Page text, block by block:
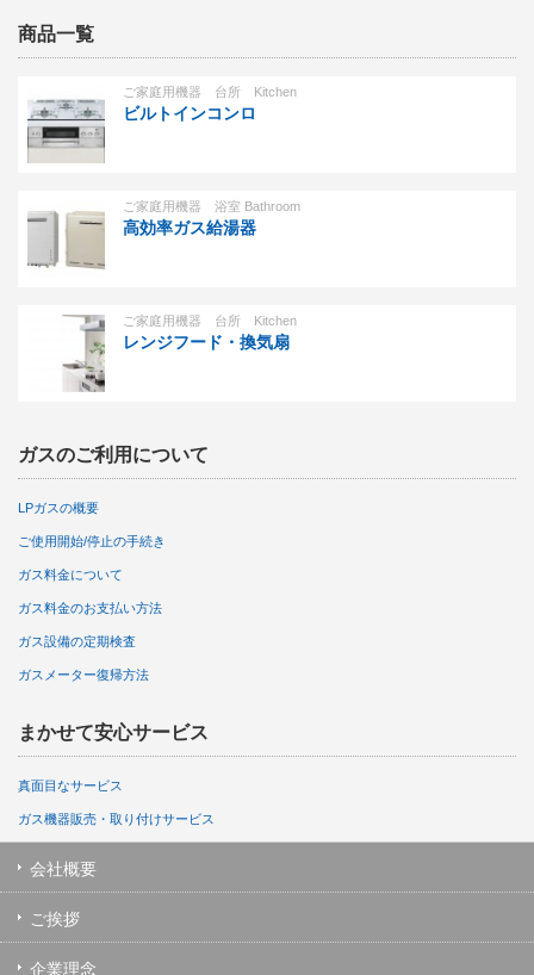
商品一覧
ご家庭用機器 台所 Kitchen
ビルトインコンロ
ご家庭用機器 浴室 Bathroom
高効率ガス給湯器
ご家庭用機器 台所 Kitchen
レンジフード・換気扇
ガスのご利用について
LPガスの概要
ご使用開始/停止の手続き
ガス料金について
ガス料金のお支払い方法
ガス設備の定期検査
ガスメーター復帰方法
まかせて安心サービス
真面目なサービス
ガス機器販売・取り付けサービス
会社概要
ご挨拶
企業理念